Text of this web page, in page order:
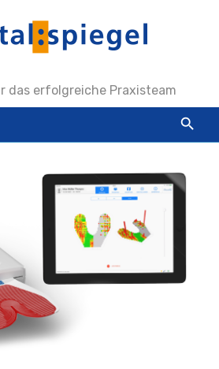
das erfolgreiche Praxisteam